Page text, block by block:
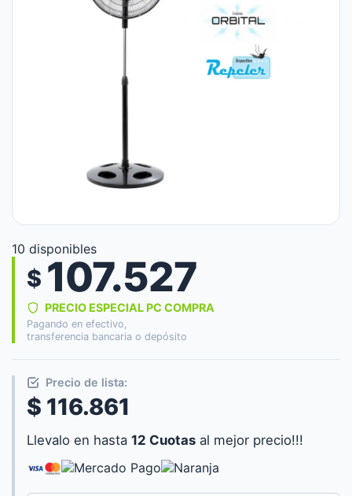
10 disponibles
$ 107.527
PRECIO ESPECIAL PC COMPRA
Pagando en efectivo,
transferencia bancaria o depósito
Precio de lista:
$ 116.861
Llevalo en hasta 12 Cuotas al mejor precio!!!